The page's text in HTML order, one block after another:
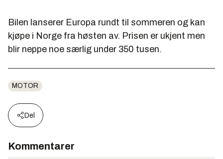
Bilen lanserer Europa rundt til sommeren og kan
kjøpe i Norge fra høsten av. Prisen er ukjent men
blir neppe noe særlig under 350 tusen.
MOTOR
Del
Kommentarer